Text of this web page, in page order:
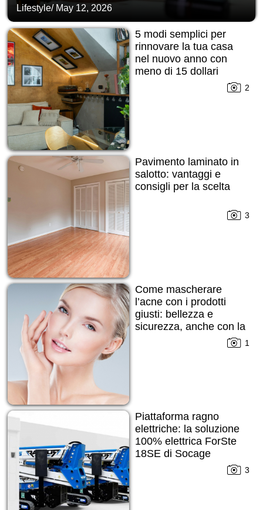
Lifestyle/ May 12, 2026
5 modi semplici per
rinnovare la tua casa
nel nuovo anno con
meno di 15 dollari
2
Pavimento laminato in
salotto: vantaggi e
consigli per la scelta
3
Come mascherare
l’acne con i prodotti
giusti: bellezza e
sicurezza, anche con la
1
Piattaforma ragno
elettriche: la soluzione
100% elettrica ForSte
18SE di Socage
3